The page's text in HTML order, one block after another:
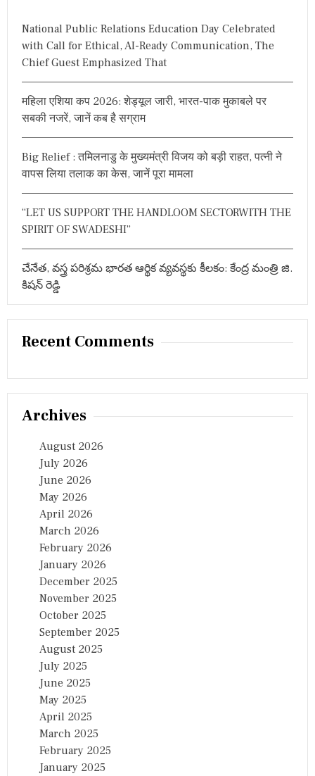
ह
स
ही
National Public Relations Education Day Celebrated
with Call for Ethical, AI-Ready Communication, The
Chief Guest Emphasized That
महिला एशिया कप 2026: शेड्यूल जारी, भारत-पाक मुकाबले पर
सबकी नजरें, जानें कब है सग्राम
Big Relief : तमिलनाडु के मुख्यमंत्री विजय को बड़ी राहत, पत्नी ने
वापस लिया तलाक का केस, जानें पूरा मामला
“LET US SUPPORT THE HANDLOOM SECTORWITH THE
SPIRIT OF SWADESHI”
చేనేత, వస్త్ర పరిశ్రమ భారత ఆర్థిక వ్యవస్థకు కీలకం: కేంద్ర మంత్రి జి.
కిషన్ రెడ్డి
Recent Comments
Archives
August 2026
July 2026
June 2026
May 2026
April 2026
March 2026
February 2026
January 2026
December 2025
November 2025
October 2025
September 2025
August 2025
July 2025
June 2025
May 2025
April 2025
March 2025
February 2025
January 2025